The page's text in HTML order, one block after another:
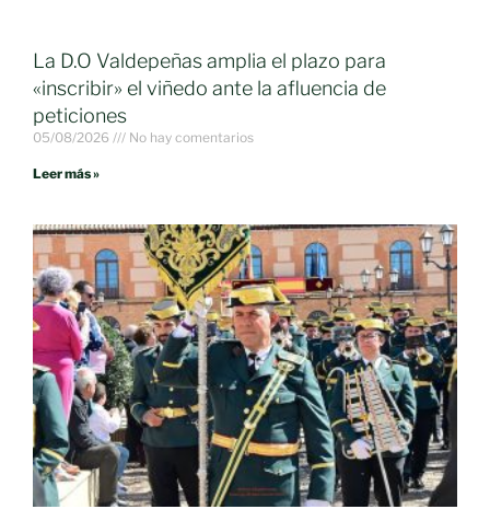
La D.O Valdepeñas amplia el plazo para
«inscribir» el viñedo ante la afluencia de
peticiones
05/08/2026 No hay comentarios
Leer más »